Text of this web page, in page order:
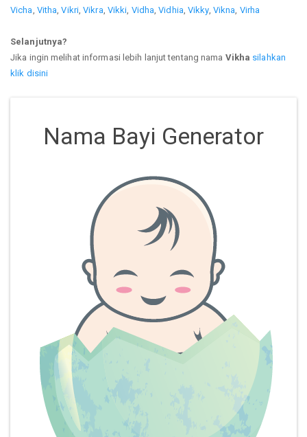
Vicha Vitha ,Vikri,Vikra Vikki Vidha ,Vidhia ,Vikky, Vikna Virha
Selanjutnya?
Jika ingin melihat informasi lebih lanjut tentang nama Vikha silahkan
klik disini
Nama Bayi Generator